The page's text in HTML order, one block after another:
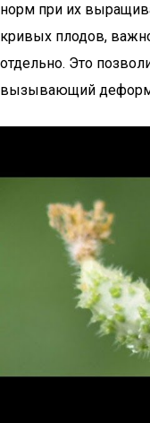
норм при их
кривых плодов,
отдельно. Это
вызывающий